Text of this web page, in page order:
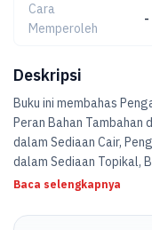
Cara
Memperoleh
-
Deskripsi
Buku ini membahas
Peran Bahan Tambahan
dalam Sediaan Cair,
dalam Sediaan Topikal,
Tambahan dalam
Tambahan dalam
Baca selengkapnya